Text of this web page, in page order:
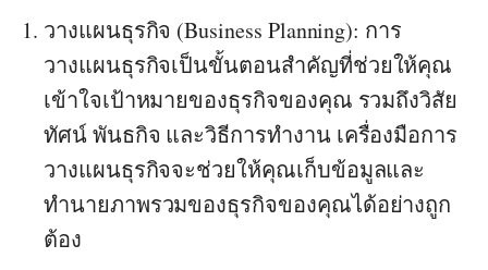
วางแผนธุรกิจ (Business Planning): การ
วางแผนธุรกิจเป็นขั้นตอนสำคัญที่ช่วยให้คุณ
เข้าใจเป้าหมายของธุรกิจของคุณ รวมถึงวิสัย
ทัศน์ พันธกิจ และวิธีการทำงาน เครื่องมือการ
วางแผนธุรกิจจะช่วยให้คุณเก็บข้อมูลและ
ทำนายภาพรวมของธุรกิจของคุณได้อย่างถูก
ต้อง